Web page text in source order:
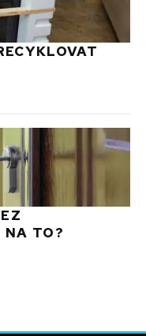
NA TO?